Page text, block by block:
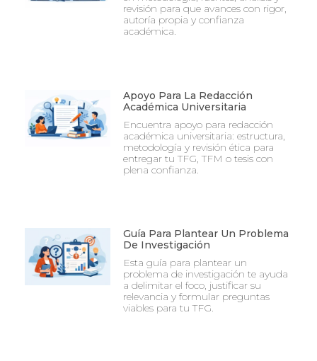
revisión para que avances con rigor,
autoría propia y confianza
académica.
Apoyo Para La Redacción
Académica Universitaria
Encuentra apoyo para redacción
académica universitaria: estructura,
metodología y revisión ética para
entregar tu TFG, TFM o tesis con
plena confianza.
Guía Para Plantear Un Problema
De Investigación
Esta guía para plantear un
problema de investigación te ayuda
a delimitar el foco, justificar su
relevancia y formular preguntas
viables para tu TFG.